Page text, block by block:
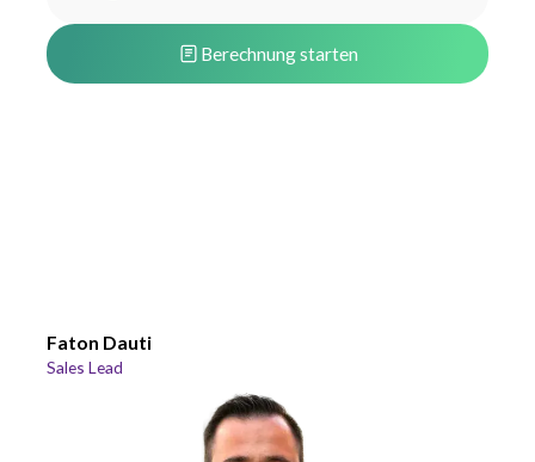
Berechnung starten
Faton Dauti
Sales Lead